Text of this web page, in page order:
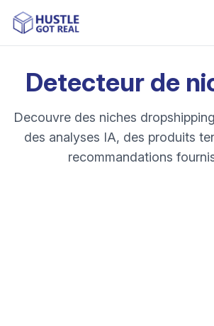
Detecteur de
Decouvre des niches
des analyses IA, des produits
recommandations